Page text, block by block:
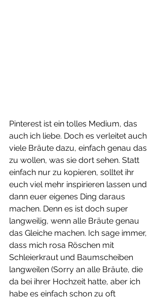
Pinterest ist ein tolles Medium, das
auch ich liebe. Doch es verleitet auch
viele Bräute dazu, einfach genau das
zu wollen, was sie dort sehen. Statt
einfach nur zu kopieren, solltet ihr
euch viel mehr inspirieren lassen und
dann euer eigenes Ding daraus
machen. Denn es ist doch super
langweilig, wenn alle Bräute genau
das Gleiche machen. Ich sage immer,
dass mich rosa Röschen mit
Schleierkraut und Baumscheiben
langweilen (Sorry an alle Bräute, die
da bei ihrer Hochzeit hatte, aber ich
habe es einfach schon zu oft